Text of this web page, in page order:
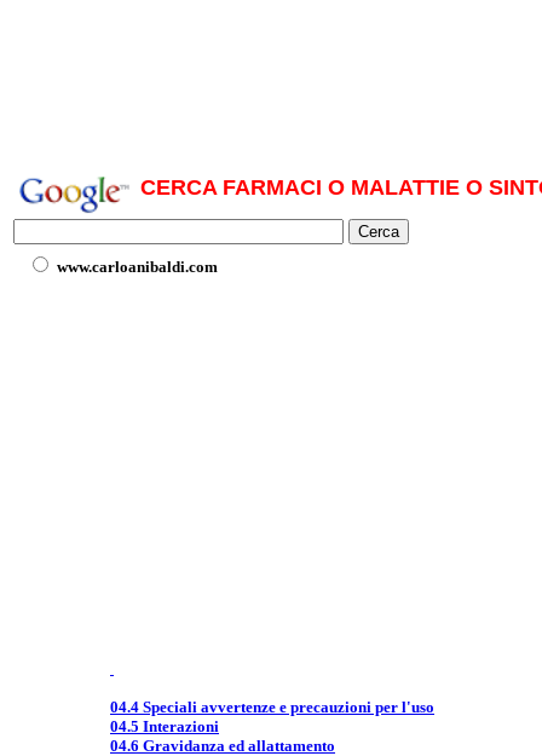
CERCA FARMACI O MALATTIE O
www.carloanibaldi.com
04.4 Speciali avvertenze e precauzioni per l'uso
04.5 Interazioni
04.6 Gravidanza ed allattamento